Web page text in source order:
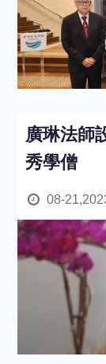
廣琳法師
秀學僧
08-